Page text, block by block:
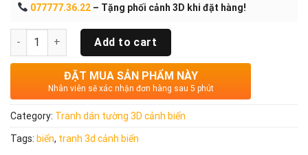
077777.36.22– Tặng phối cảnh 3D khi đặt hàng!
Quantity Add to cart
ĐẶT MUA SẢN PHẨM NÀY
Nhân viên sẽ xác nhận đơn hàng sau 5 phút
Category: Tranh dán tường 3D cảnh biển
Tags: biển, tranh 3d cảnh biển